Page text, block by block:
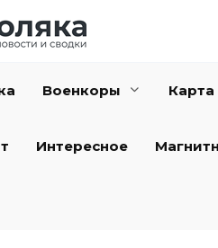
Военкоры Карта
Интересное